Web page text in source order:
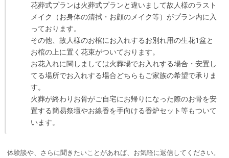
花葬式プランは火葬式プランと違いまして故人様のラスト
メイク（お身体の清拭・お顔のメイク等）がプラン内に入
っております。
その他、故人様のお棺にお入れするお別れ用の生花1盆と
お棺の上に置く花束がついております。
お花入れに関しましては火葬場でお入れする場合・安置し
てる場所でお入れする場合どちらもご家族の希望で承りま
す。
火葬が終わりお骨がご自宅にお帰りになった際のお骨を安
置する簡易祭壇やお線香を手向ける香炉セット等もついて
います。
体験談や、さらに聞きたいことがあれば、お気軽に返信してください。